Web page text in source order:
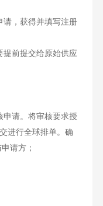
，获得并填写注册
前提交给原始供应
请。将审核要求授
进行全球排单。确
请方；